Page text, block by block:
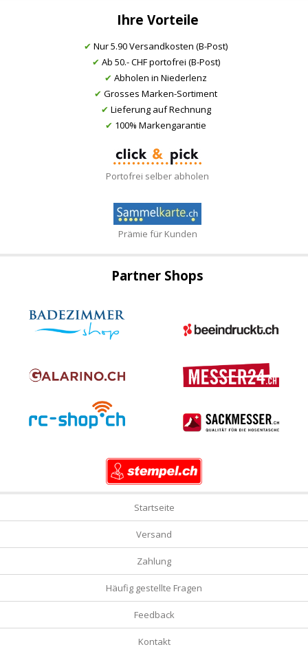
Ihre Vorteile
✔ Nur 5.90 Versandkosten (B-Post)
✔ Ab 50.- CHF portofrei (B-Post)
✔ Abholen in Niederlenz
✔ Grosses Marken-Sortiment
✔ Lieferung auf Rechnung
✔ 100% Markengarantie
Portofrei selber abholen
Prämie für Kunden
Partner Shops
Startseite
Versand
Zahlung
Häufig gestellte Fragen
Feedback
Kontakt